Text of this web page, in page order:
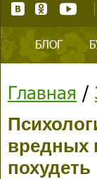
БЛОГ
Главная /
вредных
похудеть